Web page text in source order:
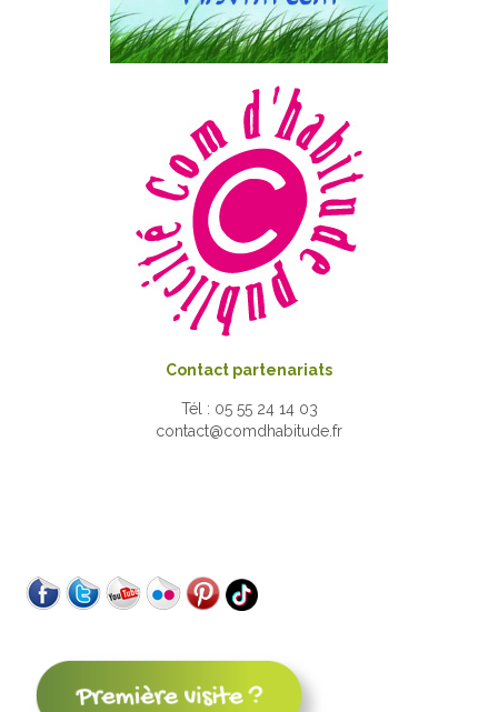
Contact partenariats
Tél : 05 55 24 14 03
contact@comdhabitude.fr